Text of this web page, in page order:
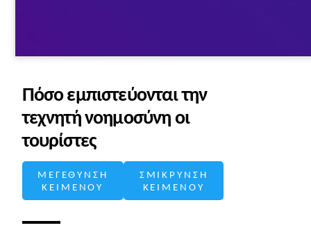
Πόσο εμπιστεύονται την
τεχνητή νοημοσύνη οι
τουρίστες
ΜΕΓΕΘΥΝΣΗ
ΚΕΙΜΕΝΟΥ
ΣΜΙΚΡΥΝΣΗ
ΚΕΙΜΕΝΟΥ